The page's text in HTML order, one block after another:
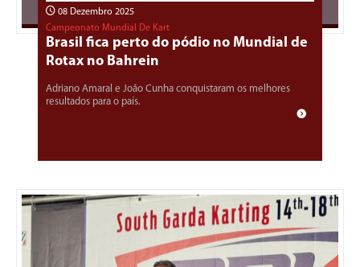
08 Dezembro 2025
Campeonato Mundial De Kart
Brasil fica perto do pódio no Mundial de
Rotax no Bahrein
Adriano Amaral e João Cunha conquistaram os melhores
resultados para o país.